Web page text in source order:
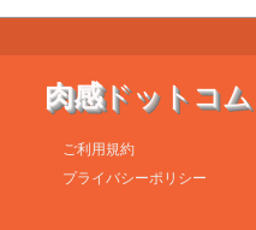
肉感ドットコム
ご利用規約
プライバシーポリシー